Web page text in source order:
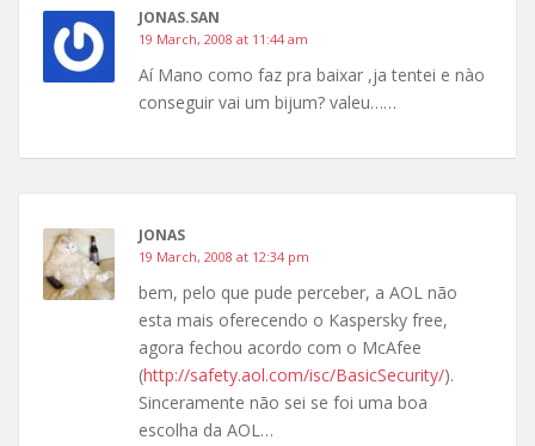
JONAS.SAN
19 March, 2008 at 11:44 am
Aí Mano como faz pra baixar ,ja tentei e nào
conseguir vai um bijum? valeu……
JONAS
19 March, 2008 at 12:34 pm
bem, pelo que pude perceber, a AOL não
esta mais oferecendo o Kaspersky free,
agora fechou acordo com o McAfee
(http://safety.aol.com/isc/BasicSecurity/).
Sinceramente não sei se foi uma boa
escolha da AOL…